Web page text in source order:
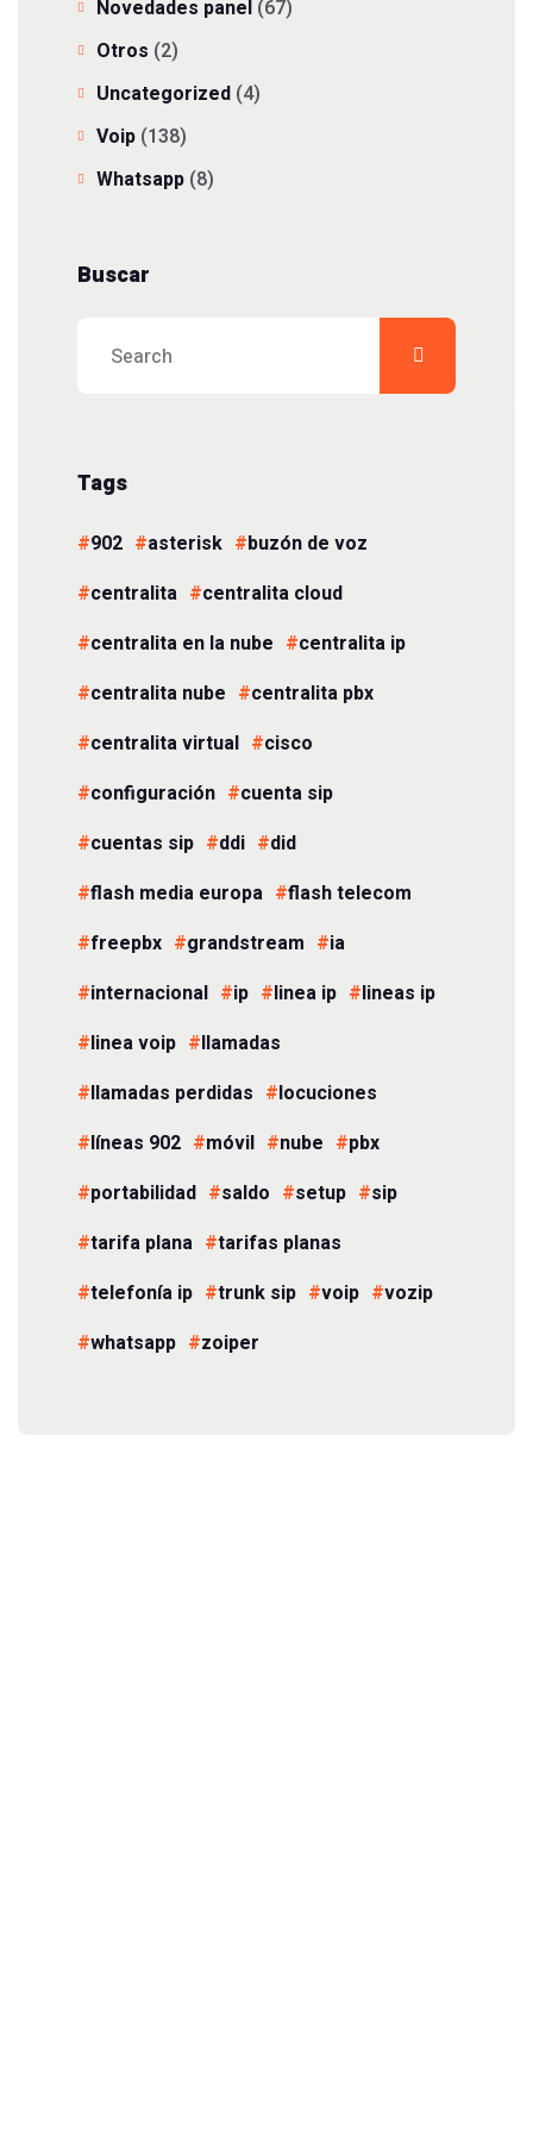
Novedades panel (67)
Otros (2)
Uncategorized (4)
Voip (138)
Whatsapp (8)
Buscar
Tags
902 asterisk
buzón de voz
centralita
centralita cloud
centralita en la nube
centralita ip
centralita nube
centralita pbx
centralita virtual
cisco
configuración
cuenta sip
cuentas sip
ddi
did
flash media europa
flash telecom
freepbx
grandstream
ia
internacional
ip linea ip
lineas ip
linea voip
llamadas
llamadas perdidas
locuciones
líneas 902
móvil nube
pbx
portabilidad
saldo setup
sip
tarifa plana
tarifas planas
telefonía ip
trunk sip voip
vozip
whatsapp
zoiper